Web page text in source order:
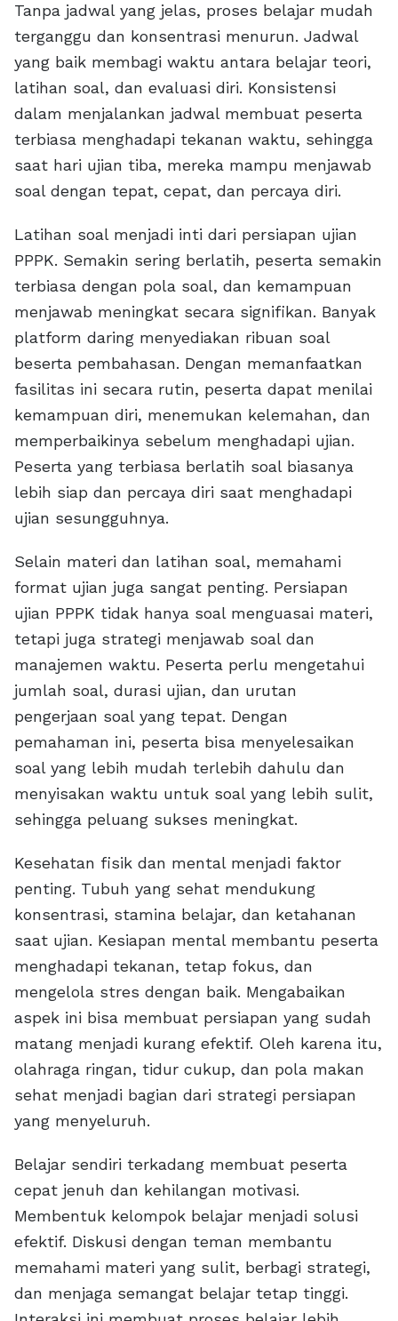
Tanpa jadwal yang jelas, proses belajar mudah
terganggu dan konsentrasi menurun. Jadwal
yang baik membagi waktu antara belajar teori,
latihan soal, dan evaluasi diri. Konsistensi
dalam menjalankan jadwal membuat peserta
terbiasa menghadapi tekanan waktu, sehingga
saat hari ujian tiba, mereka mampu menjawab
soal dengan tepat, cepat, dan percaya diri.
Latihan soal menjadi inti dari persiapan ujian
PPPK. Semakin sering berlatih, peserta semakin
terbiasa dengan pola soal, dan kemampuan
menjawab meningkat secara signifikan. Banyak
platform daring menyediakan ribuan soal
beserta pembahasan. Dengan memanfaatkan
fasilitas ini secara rutin, peserta dapat menilai
kemampuan diri, menemukan kelemahan, dan
memperbaikinya sebelum menghadapi ujian.
Peserta yang terbiasa berlatih soal biasanya
lebih siap dan percaya diri saat menghadapi
ujian sesungguhnya.
Selain materi dan latihan soal, memahami
format ujian juga sangat penting. Persiapan
ujian PPPK tidak hanya soal menguasai materi,
tetapi juga strategi menjawab soal dan
manajemen waktu. Peserta perlu mengetahui
jumlah soal, durasi ujian, dan urutan
pengerjaan soal yang tepat. Dengan
pemahaman ini, peserta bisa menyelesaikan
soal yang lebih mudah terlebih dahulu dan
menyisakan waktu untuk soal yang lebih sulit,
sehingga peluang sukses meningkat.
Kesehatan fisik dan mental menjadi faktor
penting. Tubuh yang sehat mendukung
konsentrasi, stamina belajar, dan ketahanan
saat ujian. Kesiapan mental membantu peserta
menghadapi tekanan, tetap fokus, dan
mengelola stres dengan baik. Mengabaikan
aspek ini bisa membuat persiapan yang sudah
matang menjadi kurang efektif. Oleh karena itu,
olahraga ringan, tidur cukup, dan pola makan
sehat menjadi bagian dari strategi persiapan
yang menyeluruh.
Belajar sendiri terkadang membuat peserta
cepat jenuh dan kehilangan motivasi.
Membentuk kelompok belajar menjadi solusi
efektif. Diskusi dengan teman membantu
memahami materi yang sulit, berbagi strategi,
dan menjaga semangat belajar tetap tinggi.